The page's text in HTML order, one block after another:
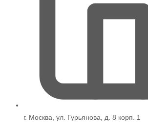
г. Москва, ул. Гурьянова, д. 8 корп. 1